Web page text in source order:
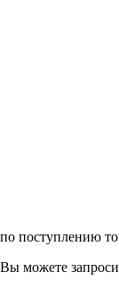
поступлению
можете